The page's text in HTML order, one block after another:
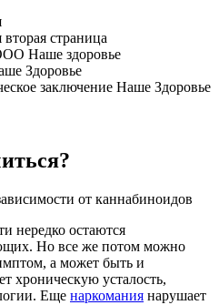
нередко остаются
Но все же потом можно
а может быть и
хроническую усталость,
Еще наркомания нарушает